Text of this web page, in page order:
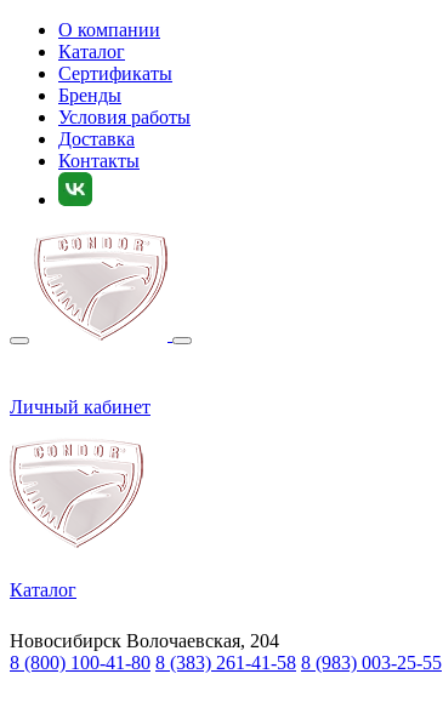
О компании
Каталог
Сертификаты
Бренды
Условия работы
Доставка
Контакты
Личный кабинет
Каталог
Новосибирск Волочаевская, 204
8 (800) 100-41-80 8 (383) 261-41-58 8 (983) 003-25-55